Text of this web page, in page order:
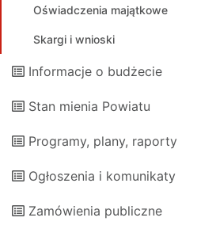
Oświadczenia majątkowe
Skargi i wnioski
Informacje o budżecie
Stan mienia Powiatu
Programy, plany, raporty
Ogłoszenia i komunikaty
Zamówienia publiczne